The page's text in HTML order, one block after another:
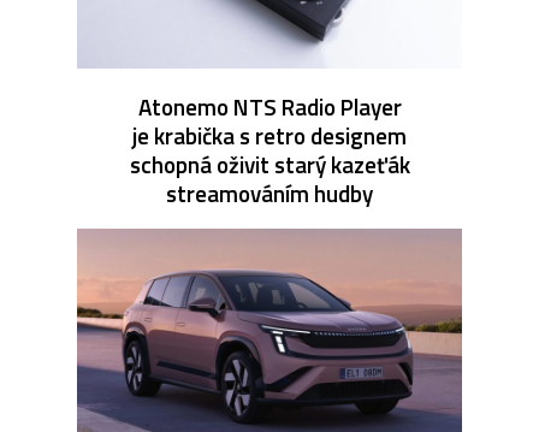
Atonemo NTS Radio Player
je krabička s retro designem
schopná oživit starý kazeťák
streamováním hudby